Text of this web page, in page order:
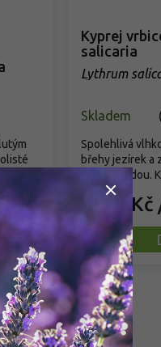
Kyprej vrbice -
salicaria
Lythrum
Skladem
79 Kč
Spolehlivá
břehy jezírek a
vlhkou půdou.